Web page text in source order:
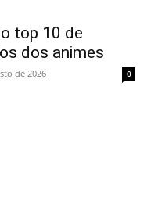
top 10 de
dos animes
de 2026 0